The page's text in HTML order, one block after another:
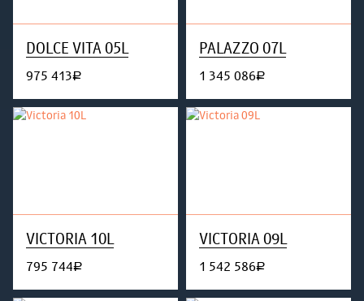
DOLCE VITA 05L
975 413руб.
PALAZZO 07L
1 345 086руб.
VICTORIA 10L
795 744руб.
VICTORIA 09L
1 542 586руб.